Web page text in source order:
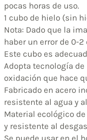
pocas horas de uso.
1 cubo de hielo (sin
Nota: Dado que la
haber un error de 0-2
Este cubo es
Adopta tecnología
oxidación que hace
Fabricado en acero
resistente al agua y
Material ecológico
y resistente al
Se puede usar en el